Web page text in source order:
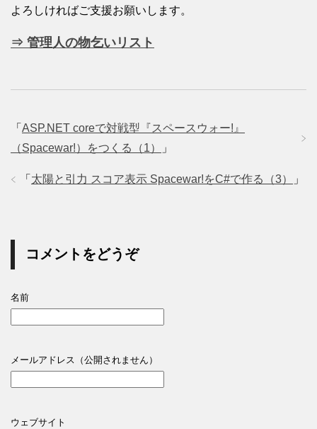
よろしければご支援お願いします。
⇒ 管理人の物乞いリスト
「 ASP.NET coreで対戦型『スペースウォー!』
（Spacewar!）をつくる（1）
」
「 太陽と引力 スコア表示 Spacewar!をC#で作る（3） 」
コメントをどうぞ
名前
メールアドレス（公開されません）
ウェブサイト